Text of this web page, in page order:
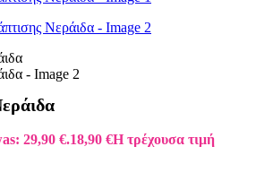
29,90 €.18,90 €Η τρέχουσα τιμή